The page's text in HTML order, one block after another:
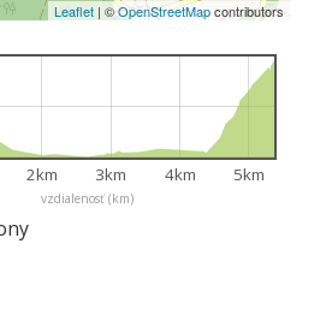
Leaflet | ©OpenStreetMapcontributors
vzdialenosť (km)
2km 3km 4km 5km